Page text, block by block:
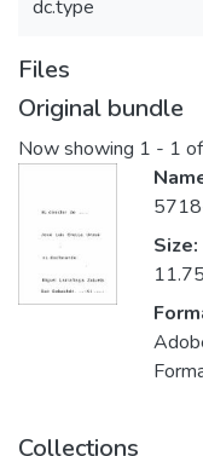
dc.type
Files
Original bundle
Now showing 1 - 1
Size:
Collections